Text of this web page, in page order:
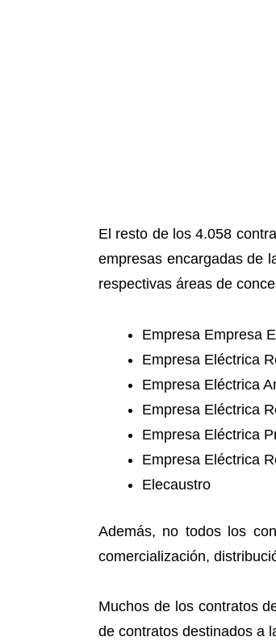
El resto de los 4.058
empresas encargadas de
respectivas áreas de
Empresa Empresa
Empresa Eléctrica
Empresa Eléctrica
Empresa Eléctrica
Empresa Eléctrica
Empresa Eléctrica
Elecaustro
Además, no todos los
comercialización,
Muchos de los contratos
de contratos destinados a